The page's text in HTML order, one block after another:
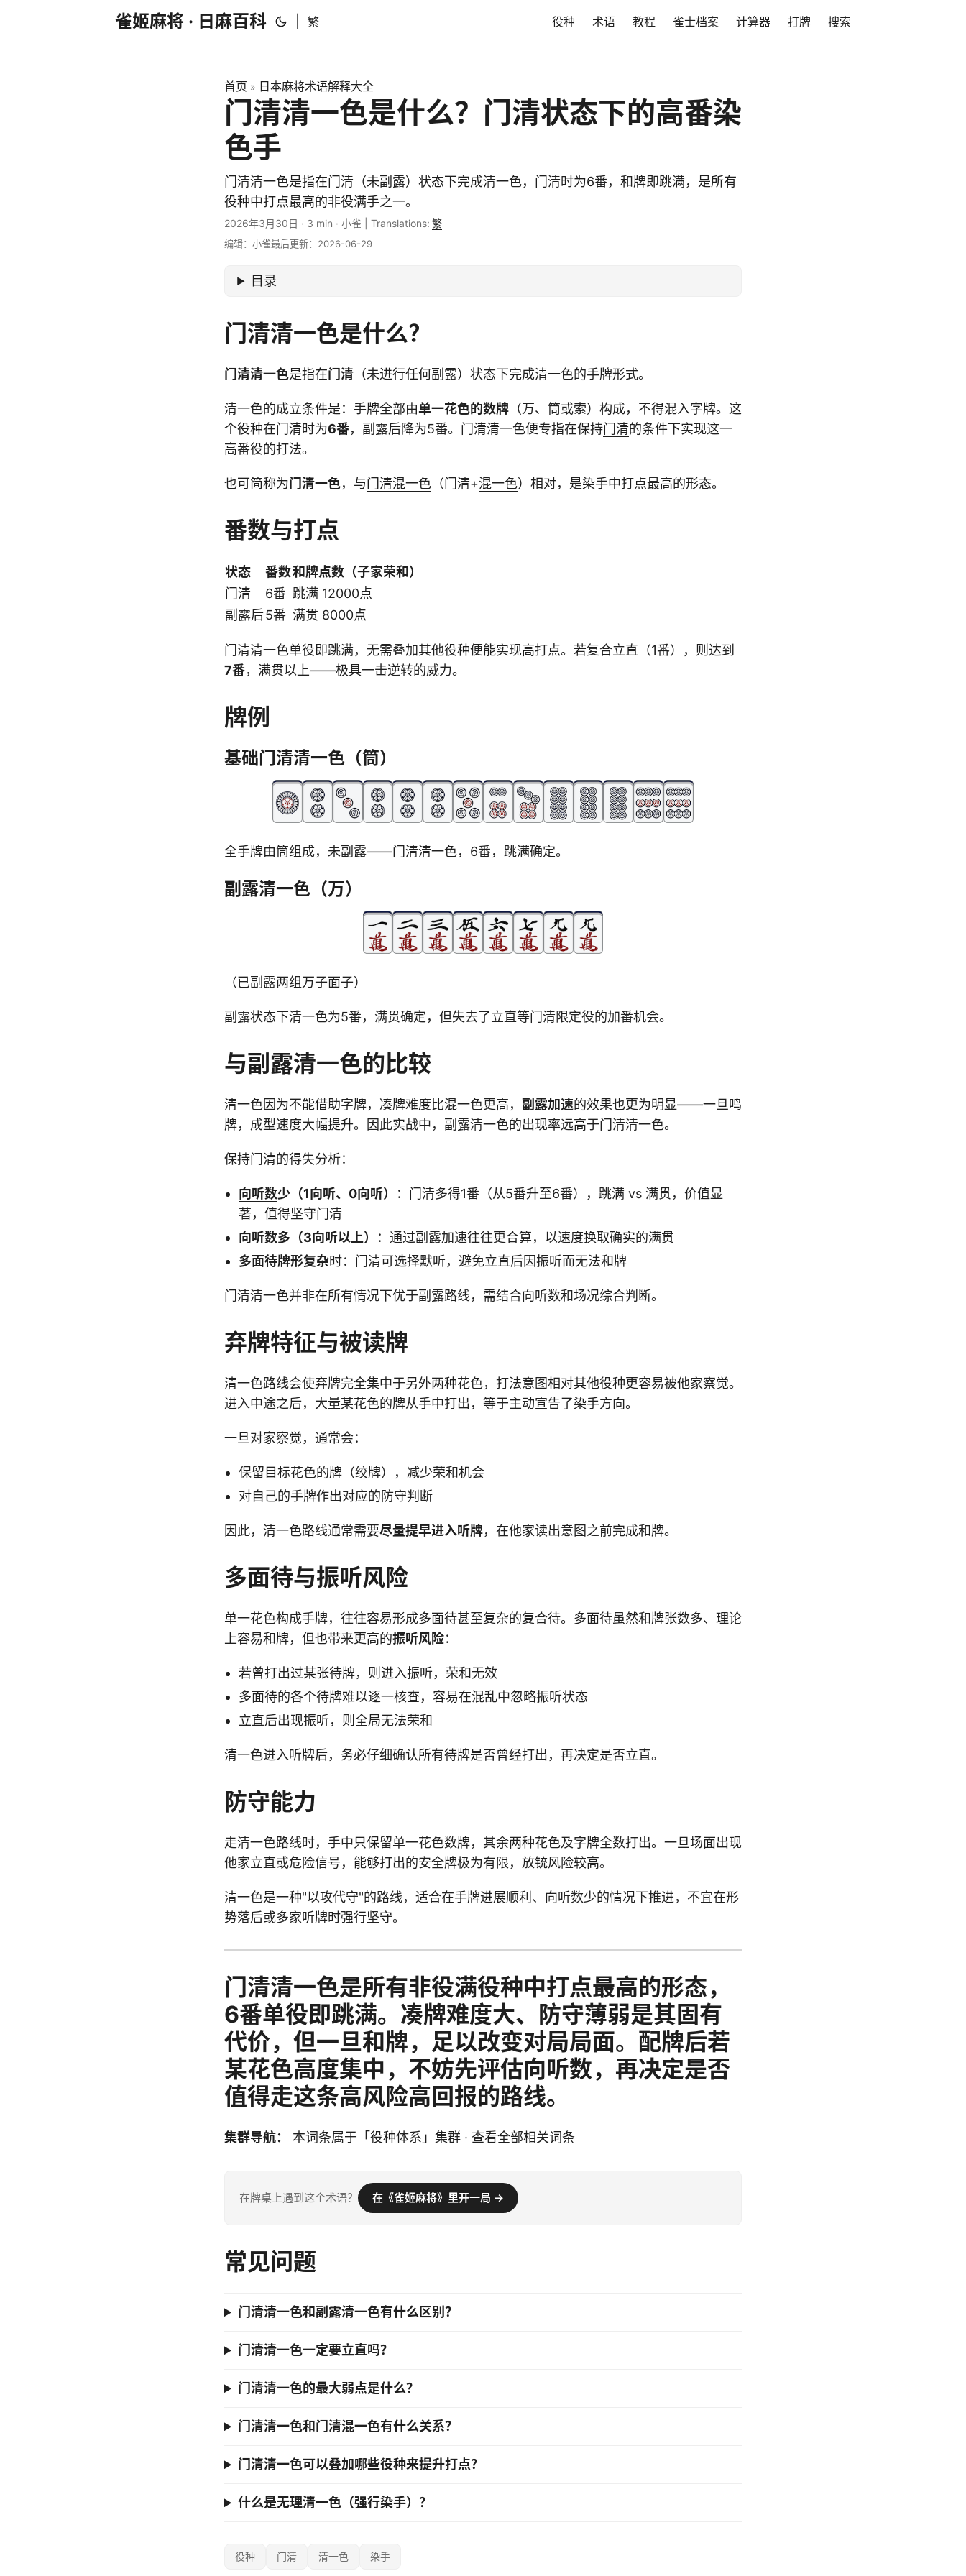
雀姬麻将 · 日麻百科 繁 役种 术语 教程 雀士档案 计算器 打牌 搜索
首页 » 日本麻将术语解释大全
门清清一色是什么？门清状态下的高番染
色手
门清清一色是指在门清（未副露）状态下完成清一色，门清时为6番，和牌即跳满，是所有
役种中打点最高的非役满手之一。
2026年3月30日 · 3 min · 小雀 Translations: 繁
编辑：小雀最后更新：2026-06-29
目录
门清清一色是什么？
门清清一色是指在门清 （未进行任何副露）状态下完成清一色的手牌形式。
清一色的成立条件是：手牌全部由单一花色的数牌 （万、筒或索）构成，不得混入字牌。这
个役种在门清时为6番，副露后降为5番。门清清一色便专指在保持门清的条件下实现这一
高番役的打法。
也可简称为门清一色，与门清混一色 （门清+混一色）相对，是染手中打点最高的形态。
番数与打点
状态 番数和牌点数（子家荣和）
门清
6番 跳满 12000点
副露后5番 满贯 8000点
门清清一色单役即跳满，无需叠加其他役种便能实现高打点。若复合立直（1番），则达到
7番，满贯以上——极具一击逆转的威力。
牌例
基础门清清一色（筒）
全手牌由筒组成，未副露——门清清一色，6番，跳满确定。
副露清一色（万）
（已副露两组万子面子）
副露状态下清一色为5番，满贯确定，但失去了立直等门清限定役的加番机会。
与副露清一色的比较
清一色因为不能借助字牌，凑牌难度比混一色更高， 副露加速的效果也更为明显——一旦鸣
牌，成型速度大幅提升。因此实战中，副露清一色的出现率远高于门清清一色。
保持门清的得失分析：
向听数少（1向听、0向听）
：门清多得1番（从5番升至6番），跳满 vs 满贯，价值显
著，值得坚守门清
向听数多（3向听以上）
：通过副露加速往往更合算，以速度换取确实的满贯
多面待牌形复杂时：门清可选择默听，避免立直后因振听而无法和牌
门清清一色并非在所有情况下优于副露路线，需结合向听数和场况综合判断。
弃牌特征与被读牌
清一色路线会使弃牌完全集中于另外两种花色，打法意图相对其他役种更容易被他家察觉。
进入中途之后，大量某花色的牌从手中打出，等于主动宣告了染手方向。
一旦对家察觉，通常会：
保留目标花色的牌（绞牌），减少荣和机会
对自己的手牌作出对应的防守判断
因此，清一色路线通常需要尽量提早进入听牌，在他家读出意图之前完成和牌。
多面待与振听风险
单一花色构成手牌，往往容易形成多面待甚至复杂的复合待。多面待虽然和牌张数多、理论
上容易和牌，但也带来更高的振听风险：
若曾打出过某张待牌，则进入振听，荣和无效
多面待的各个待牌难以逐一核查，容易在混乱中忽略振听状态
立直后出现振听，则全局无法荣和
清一色进入听牌后，务必仔细确认所有待牌是否曾经打出，再决定是否立直。
防守能力
走清一色路线时，手中只保留单一花色数牌，其余两种花色及字牌全数打出。一旦场面出现
他家立直或危险信号，能够打出的安全牌极为有限，放铳风险较高。
清一色是一种"以攻代守"的路线，适合在手牌进展顺利、向听数少的情况下推进，不宜在形
势落后或多家听牌时强行坚守。
门清清一色是所有非役满役种中打点最高的形态，
6番单役即跳满。凑牌难度大、防守薄弱是其固有
代价，但一旦和牌，足以改变对局局面。配牌后若
某花色高度集中，不妨先评估向听数，再决定是否
值得走这条高风险高回报的路线。
集群导航： 本词条属于「 役种体系 」集群 · 查看全部相关词条
在牌桌上遇到这个术语？ 在《雀姬麻将》里开一局 →
常见问题
门清清一色和副露清一色有什么区别？
门清清一色一定要立直吗？
门清清一色的最大弱点是什么？
门清清一色和门清混一色有什么关系？
门清清一色可以叠加哪些役种来提升打点？
什么是无理清一色（强行染手）？
役种 门清 清一色 染手